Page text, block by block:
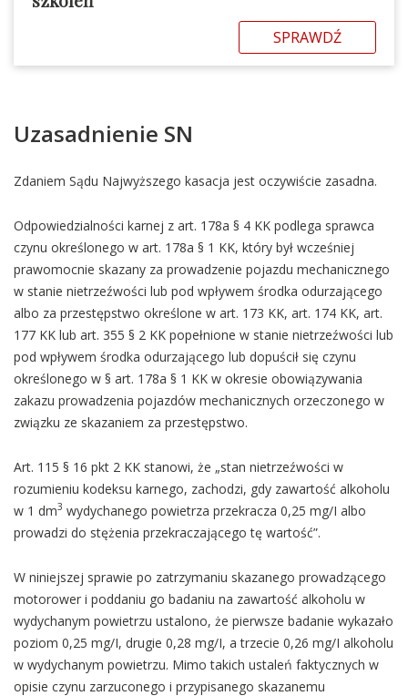
SPRAWDŹ
Uzasadnienie SN
Zdaniem Sądu Najwyższego kasacja jest oczywiście zasadna.
Odpowiedzialności karnej z art. 178a § 4 KK podlega sprawca
czynu określonego w art. 178a § 1 KK, który był wcześniej
prawomocnie skazany za prowadzenie pojazdu mechanicznego
w stanie nietrzeźwości lub pod wpływem środka odurzającego
albo za przestępstwo określone w art. 173 KK, art. 174 KK, art.
177 KK lub art. 355 § 2 KK popełnione w stanie nietrzeźwości lub
pod wpływem środka odurzającego lub dopuścił się czynu
określonego w § art. 178a § 1 KK w okresie obowiązywania
zakazu prowadzenia pojazdów mechanicznych orzeczonego w
związku ze skazaniem za przestępstwo.
Art. 115 § 16 pkt 2 KK stanowi, że „stan nietrzeźwości w
rozumieniu kodeksu karnego, zachodzi, gdy zawartość alkoholu
w 1 dm3 wydychanego powietrza przekracza 0,25 mg/I albo
prowadzi do stężenia przekraczającego tę wartość”.
W niniejszej sprawie po zatrzymaniu skazanego prowadzącego
motorower i poddaniu go badaniu na zawartość alkoholu w
wydychanym powietrzu ustalono, że pierwsze badanie wykazało
poziom 0,25 mg/I, drugie 0,28 mg/I, a trzecie 0,26 mg/I alkoholu
w wydychanym powietrzu. Mimo takich ustaleń faktycznych w
opisie czynu zarzuconego i przypisanego skazanemu